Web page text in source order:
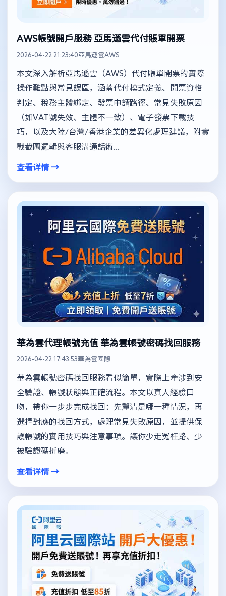
AWS帳號開戶服務 亞馬遜雲代付賬單開票
2026-04-22 21:23:40 亞馬遜雲AWS
本文深入解析亞馬遜雲（AWS）代付賬單開票的實際
操作難點與常見誤區，涵蓋代付模式定義、開票資格
判定、稅務主體綁定、發票申請路徑、常見失敗原因
（如VAT號失效、主體不一致）、電子發票下載技
巧，以及大陸/台灣/香港企業的差異化處理建議，附實
戰截圖邏輯與客服溝通話術...
查看详情 →
華為雲代理帳號充值 華為雲帳號密碼找回服務
2026-04-22 17:43:53華為雲國際
華為雲帳號密碼找回服務看似簡單，實際上牽涉到安
全驗證、帳號狀態與正確流程。本文以真人經驗口
吻，帶你一步步完成找回：先釐清是哪一種情況，再
選擇對應的找回方式，處理常見失敗原因，並提供保
護帳號的實用技巧與注意事項。讓你少走冤枉路、少
被驗證碼折磨。
查看详情 →